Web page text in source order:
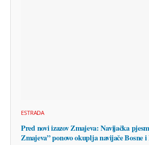
ESTRADA
Pred novi izazov Zmajeva: Navijačka
Zmajeva” ponovo okuplja navijače Bosne i